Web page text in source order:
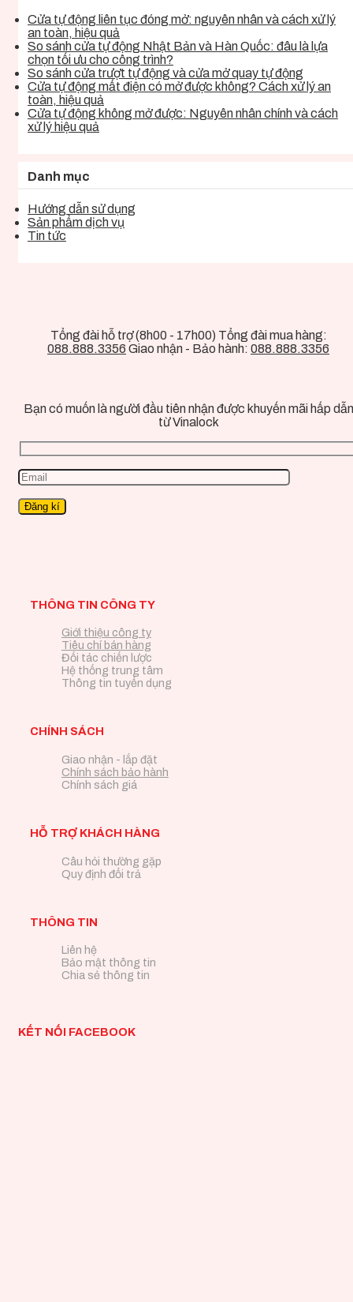
Cửa tự động liên tục đóng mở: nguyên nhân và cách xử lý
an toàn, hiệu quả
So sánh cửa tự động Nhật Bản và Hàn Quốc: đâu là lựa
chọn tối ưu cho công trình?
So sánh cửa trượt tự động và cửa mở quay tự động
Cửa tự động mất điện có mở được không? Cách xử lý an
toàn, hiệu quả
Cửa tự động không mở được: Nguyên nhân chính và cách
xử lý hiệu quả
Danh mục
Hướng dẫn sử dụng
Sản phẩm dịch vụ
Tin tức
Tổng đài hỗ trợ (8h00 - 17h00) Tổng đài mua hàng:
088.888.3356 Giao nhận - Bảo hành: 088.888.3356
Bạn có muốn là người đầu tiên nhận được khuyến mãi hấp dẫn
từ Vinalock
THÔNG TIN CÔNG TY
Giới thiệu công ty
Tiêu chí bán hàng
Đối tác chiến lược
Hệ thống trung tâm
Thông tin tuyển dụng
CHÍNH SÁCH
Giao nhận - lắp đặt
Chính sách bảo hành
Chính sách giá
HỖ TRỢ KHÁCH HÀNG
Câu hỏi thường gặp
Quy định đổi trả
THÔNG TIN
Liên hệ
Bảo mật thông tin
Chia sẻ thông tin
KẾT NỐI FACEBOOK